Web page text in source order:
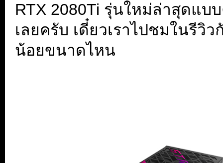
RTX 2080Ti รุ่นใหม่ล่าสุดแ
เลยครับ เดี๋ยวเราไปชมในรีวิ
น้อยขนาดไหน